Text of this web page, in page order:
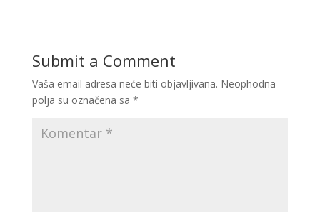
Submit a Comment
Vaša email adresa neće biti objavljivana. Neophodna
polja su označena sa *